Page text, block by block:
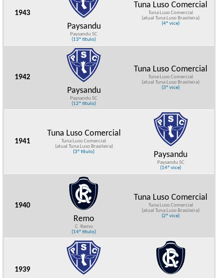
1943
Paysandu
Paysandu SC
(13º título)
Tuna Luso Comercial
Tuna Luso Comercial
(atual Tuna Luso Brasileira)
(4º vice)
1942
Paysandu
Paysandu SC
(12º título)
Tuna Luso Comercial
Tuna Luso Comercial
(atual Tuna Luso Brasileira)
(3º vice)
1941
Tuna Luso Comercial
Tuna Luso Comercial
(atual Tuna Luso Brasileira)
(3º título)
Paysandu
Paysandu SC
(14º vice)
1940
Remo
C. Remo
(14º título)
Tuna Luso Comercial
Tuna Luso Comercial
(atual Tuna Luso Brasileira)
(2º vice)
1939